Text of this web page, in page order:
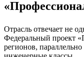
Отрасль отвечает не
Федеральный проект
регионов,